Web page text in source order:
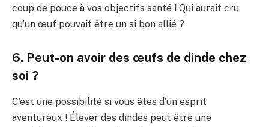
coup de pouce à vos objectifs santé ! Qui aurait cru
qu’un œuf pouvait être un si bon allié ?
6. Peut-on avoir des œufs de dinde chez
soi ?
C’est une possibilité si vous êtes d’un esprit
aventureux ! Élever des dindes peut être une